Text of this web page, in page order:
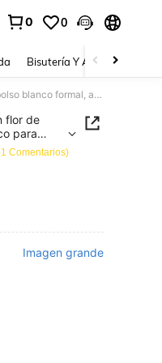
0 0
Bisutería Y Accesorios
1 pieza Elegante bolso de noche con flor de rosa 3D con pétalos, bolso de mano romántico para boda y fiesta, bolso blanco formal, accesorio de lujo para vestido formal, adecuado para citas, reuniones de San Valentín, elementos esenciales de boda, que combina perfectamente con vestido de graduación y vestidos de fiesta
flor de
para
lujo
de
y
Comentarios)
Imagen grande